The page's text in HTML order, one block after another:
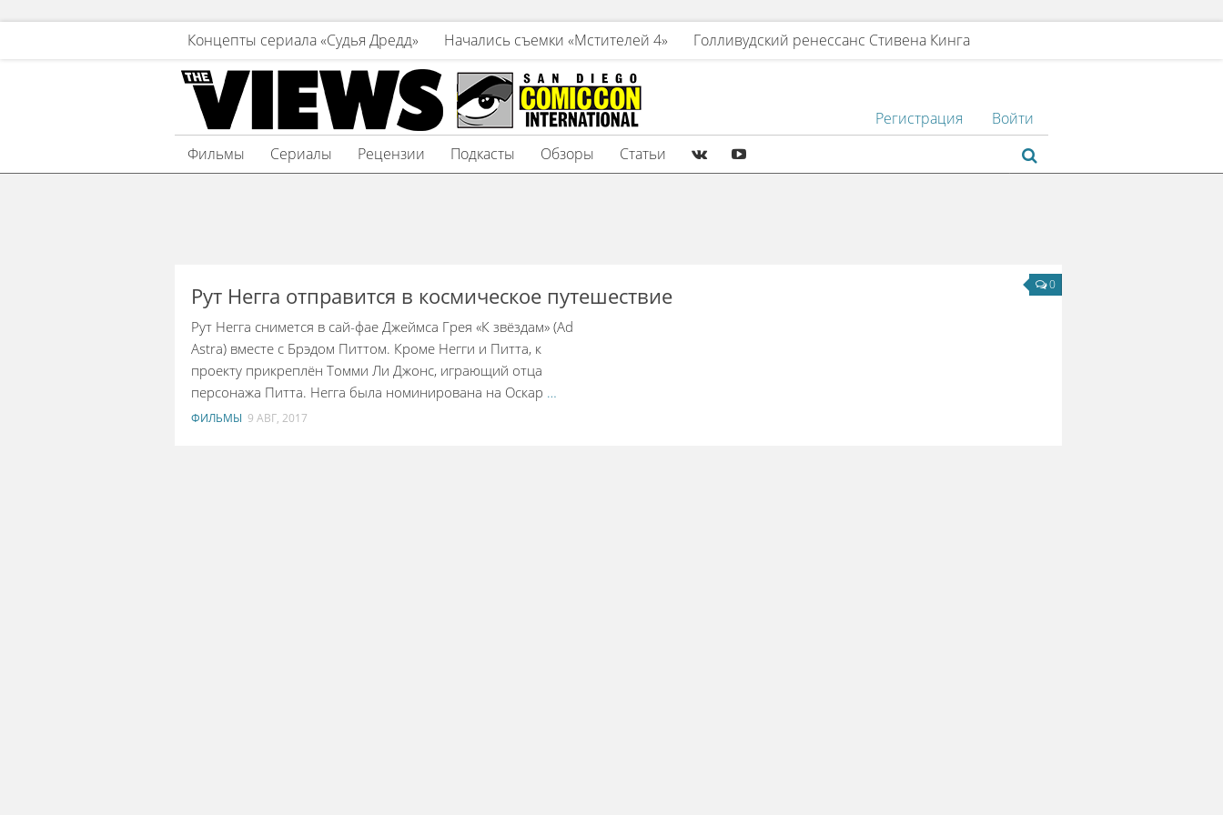
Концепты сериала «Судья Дредд» Начались съемки «Мстителей 4» Голливудский ренессанс Стивена Кинга
Войти
Регистрация
Фильмы
Сериалы Рецензии Подкасты Обзоры Статьи
0
Рут Негга отправится в космическое путешествие
Рут Негга снимется в сай-фае Джеймса Грея «К звёздам» (Ad
Astra) вместе с Брэдом Питтом. Кроме Негги и Питта, к
проекту прикреплён Томми Ли Джонс, играющий отца
персонажа Питта. Негга была номинирована на Оскар …
ФИЛЬМЫ 9 АВГ, 2017